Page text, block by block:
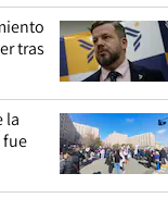
tras
la
fue